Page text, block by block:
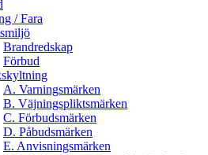
/ Fara
Brandredskap
Förbud
A. Varningsmärken
B. Väjningspliktsmärken
C. Förbudsmärken
D. Påbudsmärken
E. Anvisningsmärken